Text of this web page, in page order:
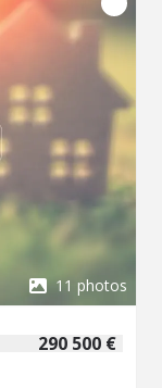
couchage en
de
Classe
des dépenses
: entre
2022 et 2023
sur les risques
sur le site
11 photos
290 500 €